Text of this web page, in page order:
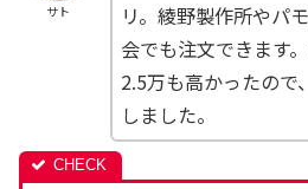
サト
リ。綾野製作所やパ
会でも注文できます
2.5万も高かったので
しました。